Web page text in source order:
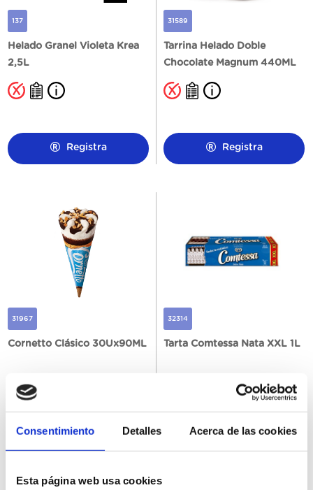
Consentimiento Detalles Acerca de las cookies
Esta página web usa cookies
137
Helado Granel Violeta Krea
2,5L
Registra
31589
Tarrina Helado Doble
Chocolate Magnum 440ML
Registra
31967
Cornetto Clásico 30Ux90ML
32314
Tarta Comtessa Nata XXL 1L